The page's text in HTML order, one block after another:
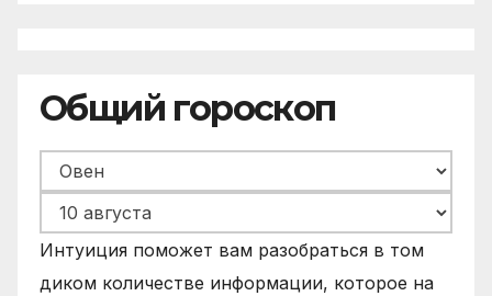
Общий гороскоп
Интуиция поможет вам разобраться в том
диком количестве информации, которое на